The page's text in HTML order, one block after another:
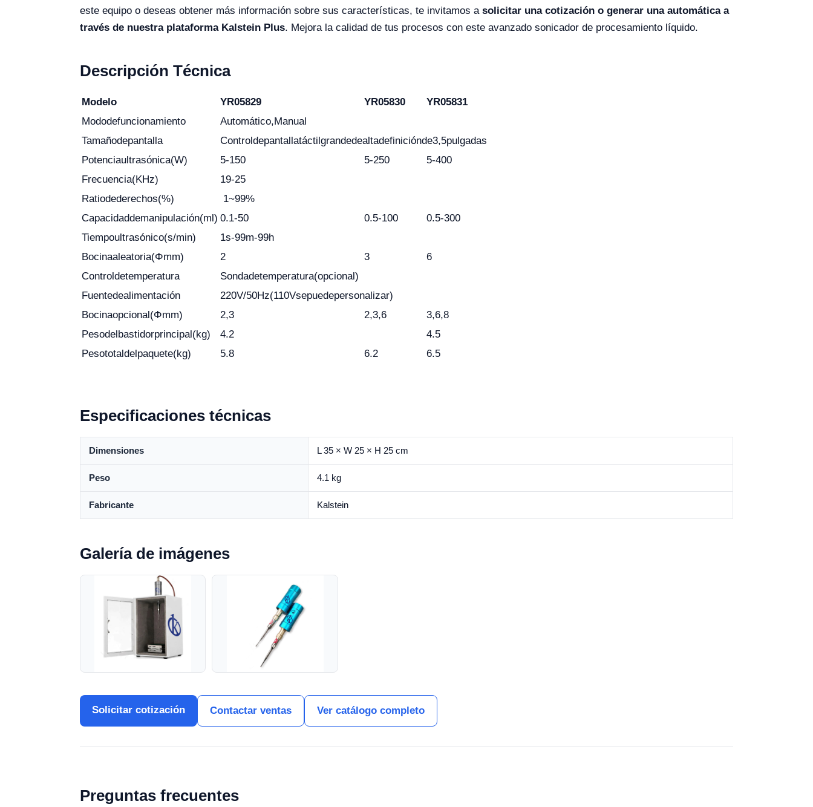
este equipo o deseas obtener más información sobre sus características, te invitamos a solicitar una cotización o generar una automática a
través de nuestra plataforma Kalstein Plus. Mejora la calidad de tus procesos con este avanzado sonicador de procesamiento líquido.
Descripción Técnica
Modelo YR05829 YR05830
YR05831
Mododefuncionamiento Automático,Manual
Tamañodepantalla Controldepantallatáctilgrandedealtadefiniciónde3,5pulgadas
Potenciaultrasónica(W) 5-150 5-250
5-400
Frecuencia(KHz)
19-25
Ratiodederechos(%)
1~99%
Capacidaddemanipulación(ml) 0.1-50 0.5-100
0.5-300
Tiempoultrasónico(s/min)
1s-99m-99h
Bocinaaleatoria(Φmm) 2 3
6
Controldetemperatura Sondadetemperatura(opcional)
Fuentedealimentación 220V/50Hz(110Vsepuedepersonalizar)
Bocinaopcional(Φmm) 2,3 2,3,6
3,6,8
Pesodelbastidorprincipal(kg) 4.2
4.5
Pesototaldelpaquete(kg) 5.8 6.2 6.5
Especificaciones técnicas
Dimensiones L 35 × W 25 × H 25 cm
Peso 4.1 kg
Fabricante Kalstein
Galería de imágenes
Solicitar cotización Contactar ventas Ver catálogo completo
Preguntas frecuentes